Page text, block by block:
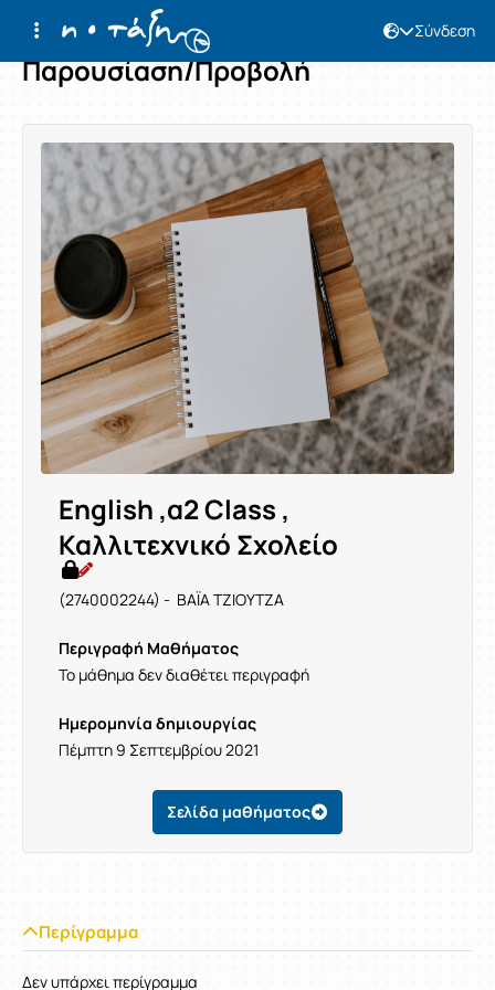
Σύνδεση
Παρουσίαση/Προβολή
English ,α2 Class ,
Καλλιτεχνικό Σχολείο
(2740002244) - ΒΑΪΑ ΤΖΙΟΥΤΖΑ
Περιγραφή Μαθήματος
Το μάθημα δεν διαθέτει περιγραφή
Ημερομηνία δημιουργίας
Πέμπτη 9 Σεπτεμβρίου 2021
Σελίδα μαθήματος
Περίγραμμα
Δεν υπάρχει περίγραμμα